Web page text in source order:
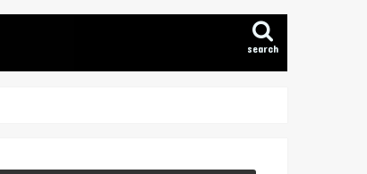
search